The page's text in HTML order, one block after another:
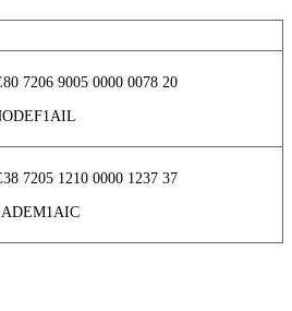
7206 9005 0000 0078 20
7205 1210 0000 1237 37